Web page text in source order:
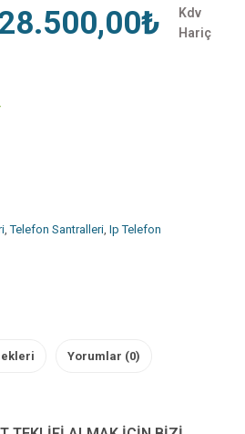
Kdv
Hariç
,Telefon Santralleri, Ip Telefon
Yorumlar (0)